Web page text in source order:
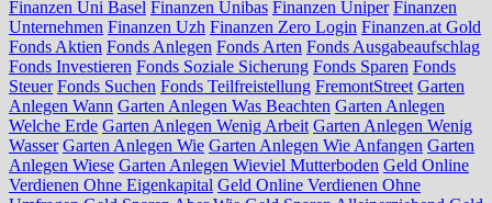
Finanzen Uni Basel Finanzen Unibas Finanzen Uniper Finanzen
Unternehmen Finanzen Uzh Finanzen Zero Login Finanzen.at Gold
Fonds Aktien Fonds Anlegen Fonds Arten Fonds Ausgabeaufschlag
Fonds Investieren Fonds Soziale Sicherung Fonds Sparen Fonds
Steuer Fonds Suchen Fonds Teilfreistellung FremontStreet Garten
Anlegen Wann Garten Anlegen Was Beachten Garten Anlegen
Welche Erde Garten Anlegen Wenig Arbeit Garten Anlegen Wenig
Wasser Garten Anlegen Wie Garten Anlegen Wie Anfangen Garten
Anlegen Wiese Garten Anlegen Wieviel Mutterboden Geld Online
Verdienen Ohne Eigenkapital Geld Online Verdienen Ohne